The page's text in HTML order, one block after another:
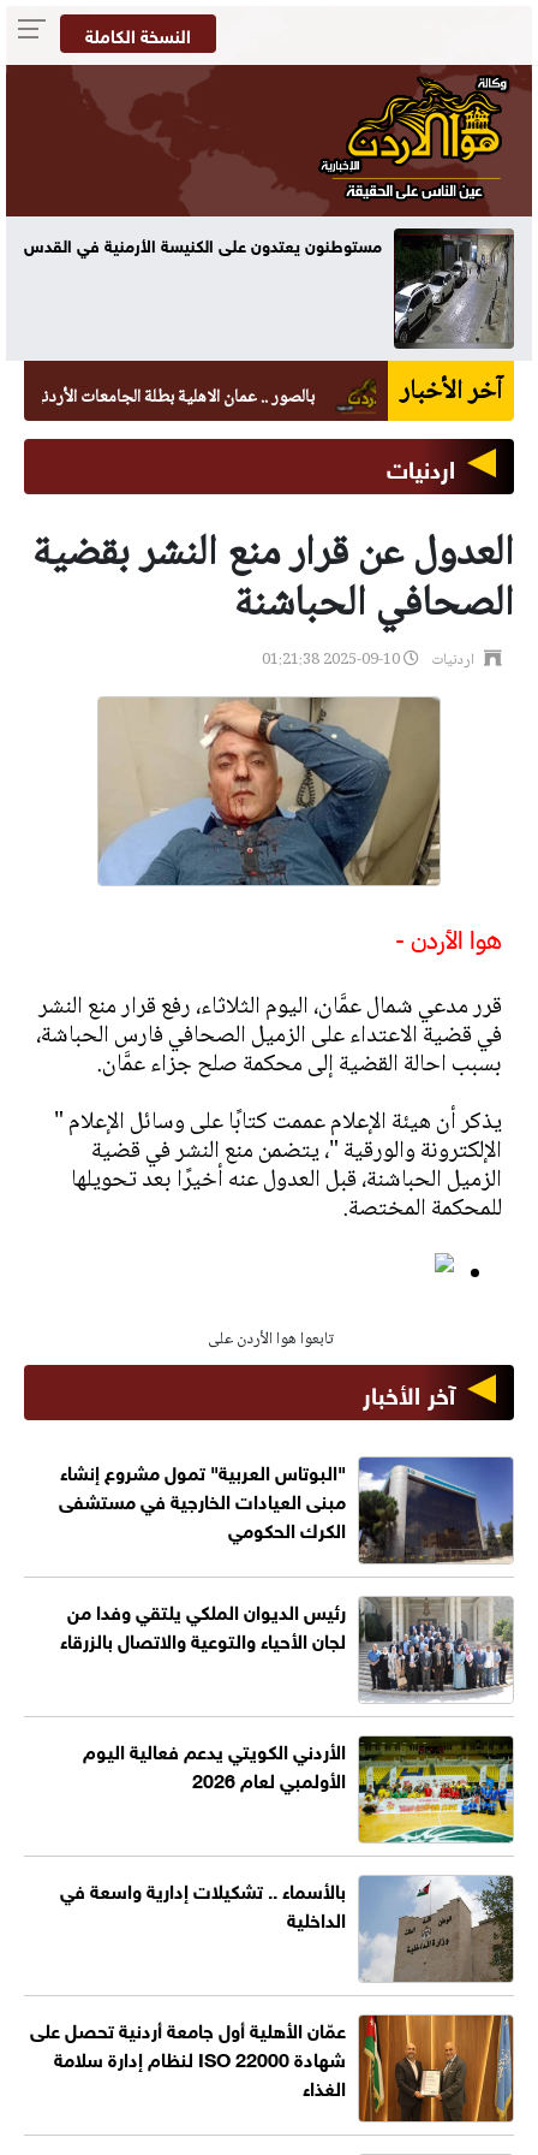
النسخة الكاملة
مستوطنون يعتدون على الكنيسة الأرمنية في القدس
آخر الأخبار بالصور .. عمان الاهلية بطلة الجامعات الأردنية في
اردنيات
العدول عن قرار منع النشر بقضية
الصحافي الحباشنة
اردنيات
هوا الأردن -
قرر مدعي شمال عمَّان، اليوم الثلاثاء، رفع قرار منع النشر
في قضية الاعتداء على الزميل الصحافي فارس الحباشة،
بسبب احالة القضية إلى محكمة صلح جزاء عمَّان.
يذكر أن هيئة الإعلام عممت كتابًا على وسائل الإعلام "
الإلكترونة والورقية "، يتضمن منع النشر في قضية
الزميل الحباشنة، قبل العدول عنه أخيرًا بعد تحويلها
للمحكمة المختصة.
تابعوا هوا الأردن على
آخر الأخبار
"البوتاس العربية" تمول مشروع إنشاء
مبنى العيادات الخارجية في مستشفى
الكرك الحكومي
رئيس الديوان الملكي يلتقي وفدا من
لجان الأحياء والتوعية والاتصال بالزرقاء
الأردني الكويتي يدعم فعالية اليوم
الأولمبي لعام 2026
بالأسماء .. تشكيلات إدارية واسعة في
الداخلية
عمّان الأهلية أول جامعة أردنية تحصل على
شهادة ISO 22000 لنظام إدارة سلامة
الغذاء